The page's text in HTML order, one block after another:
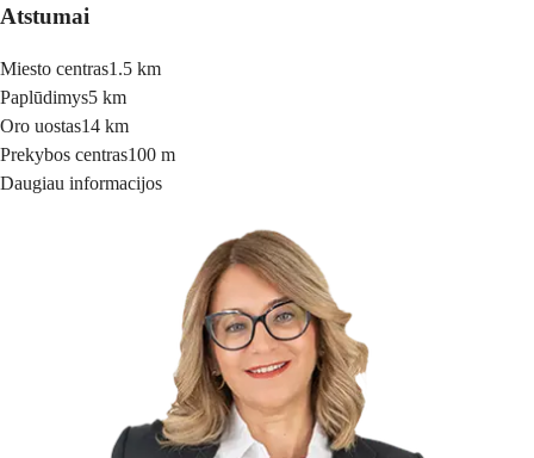
Atstumai
Miesto centras1.5 km
Paplūdimys5 km
Oro uostas14 km
Prekybos centras100 m
Daugiau informacijos